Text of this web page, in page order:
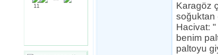
Karagöz
soğuktan
Hacivat:
benim
paltoyu